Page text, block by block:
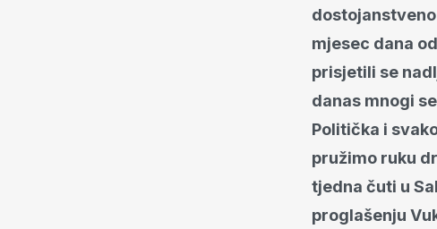
mjesec dana
prisjetili se
danas mnogi
Politička i
pružimo ruku
tjedna čuti u
proglašenju